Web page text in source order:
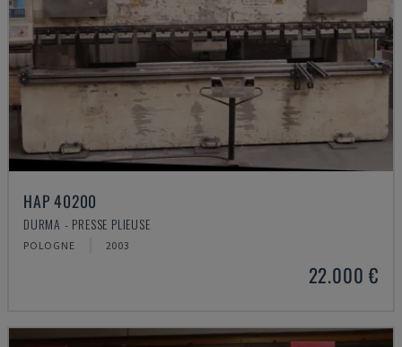
HAP 40200
DURMA - PRESSE PLIEUSE
POLOGNE 2003
22.000 €